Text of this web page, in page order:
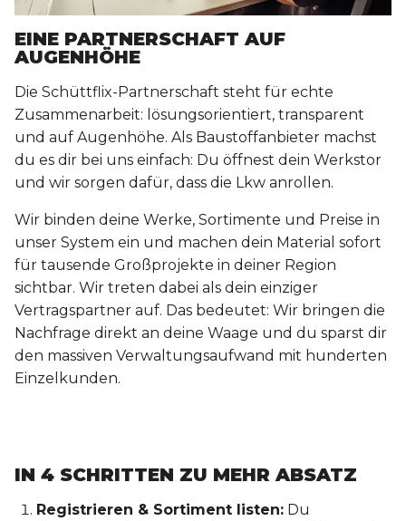
EINE PARTNERSCHAFT AUF
AUGENHÖHE
Die Schüttflix-Partnerschaft steht für echte
Zusammenarbeit: lösungsorientiert, transparent
und auf Augenhöhe. Als Baustoffanbieter machst
du es dir bei uns einfach: Du öffnest dein Werkstor
und wir sorgen dafür, dass die Lkw anrollen.
Wir binden deine Werke, Sortimente und Preise in
unser System ein und machen dein Material sofort
für tausende Großprojekte in deiner Region
sichtbar. Wir treten dabei als dein einziger
Vertragspartner auf. Das bedeutet: Wir bringen die
Nachfrage direkt an deine Waage und du sparst dir
den massiven Verwaltungsaufwand mit hunderten
Einzelkunden.
IN 4 SCHRITTEN ZU MEHR ABSATZ
Registrieren & Sortiment listen: Du